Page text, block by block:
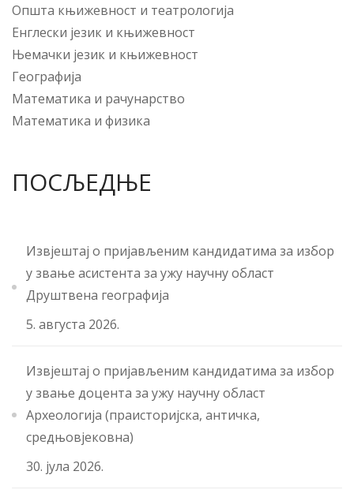
Општа књижевност и театрологија
Енглески језик и књижевност
Њемачки језик и књижевност
Географија
Математика и рачунарство
Математика и физика
ПОСЉЕДЊЕ
Извјештај о пријављеним кандидатима за избор
у звање асистента за ужу научну област
Друштвена географија
5. августа 2026.
Извјештај о пријављеним кандидатима за избор
у звање доцента за ужу научну област
Археологија (праисторијска, античка,
средњовјековна)
30. јула 2026.